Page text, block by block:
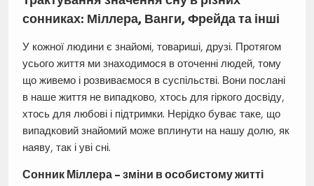
сонниках: Міллера, Ванги, Фрейда та інші
У кожної людини є знайомі, товариші, друзі. Протягом
усього життя ми знаходимося в оточенні людей, тому
що живемо і розвиваємося в суспільстві. Вони послані
в наше життя не випадково, хтось для гіркого досвіду,
хтось для любові і підтримки. Нерідко буває таке, що
випадковий знайомий може вплинути на нашу долю, як
наяву, так і уві сні.
Сонник Міллера – зміни в особистому житті